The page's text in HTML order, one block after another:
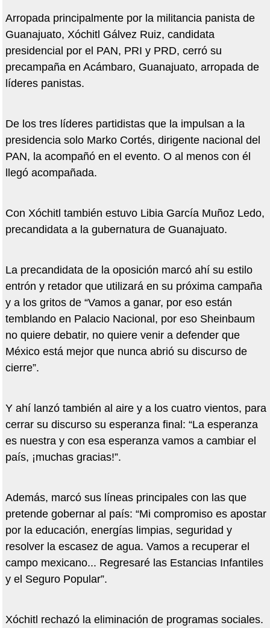
Arropada principalmente por la militancia panista de
Guanajuato, Xóchitl Gálvez Ruiz, candidata
presidencial por el PAN, PRI y PRD, cerró su
precampaña en Acámbaro, Guanajuato, arropada de
líderes panistas.
De los tres líderes partidistas que la impulsan a la
presidencia solo Marko Cortés, dirigente nacional del
PAN, la acompañó en el evento. O al menos con él
llegó acompañada.
Con Xóchitl también estuvo Libia García Muñoz Ledo,
precandidata a la gubernatura de Guanajuato.
La precandidata de la oposición marcó ahí su estilo
entrón y retador que utilizará en su próxima campaña
y a los gritos de “Vamos a ganar, por eso están
temblando en Palacio Nacional, por eso Sheinbaum
no quiere debatir, no quiere venir a defender que
México está mejor que nunca abrió su discurso de
cierre”.
Y ahí lanzó también al aire y a los cuatro vientos, para
cerrar su discurso su esperanza final: “La esperanza
es nuestra y con esa esperanza vamos a cambiar el
país, ¡muchas gracias!”.
Además, marcó sus líneas principales con las que
pretende gobernar al país: “Mi compromiso es apostar
por la educación, energías limpias, seguridad y
resolver la escasez de agua. Vamos a recuperar el
campo mexicano... Regresaré las Estancias Infantiles
y el Seguro Popular”.
Xóchitl rechazó la eliminación de programas sociales.